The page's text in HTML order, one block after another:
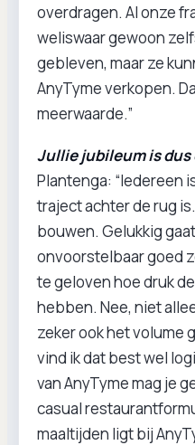
overdragen. Al onze
weliswaar gewoon
gebleven, maar ze
AnyTyme verkopen.
meerwaarde.”
Jullie jubileum is
Plantenga: “Iedereen
traject achter de rug
bouwen. Gelukkig
onvoorstelbaar goed
te geloven hoe druk
hebben. Nee, niet
zeker ook het volume
vind ik dat best wel
van AnyTyme mag je
casual
maaltijden ligt bij